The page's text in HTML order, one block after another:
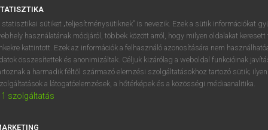
egyetemes nagyszótár
VAN ELŐFIZETÉSED?
megtekintéséhez.
statisztikai sütiket „teljesítménysütiknek” is nevezik. Ezek a sütik információkat
használatának módjáról, többek között arról, hogy milyen oldalakat keresett
kattintott. Ezek az információk a felhasználó azonosítására nem
összesítettek és anonimizáltak. Céljuk kizárólag a weboldal funkcióinak
a harmadik féltől származó elemzési szolgáltatásokhoz tartozó sütik;
a látogatóelemzések, a hőtérképek és a közösségi médiaanalitika.
1 szolgáltatás
q w e r t z u i
a s d f g h j k l é
í y x c v b n m , .